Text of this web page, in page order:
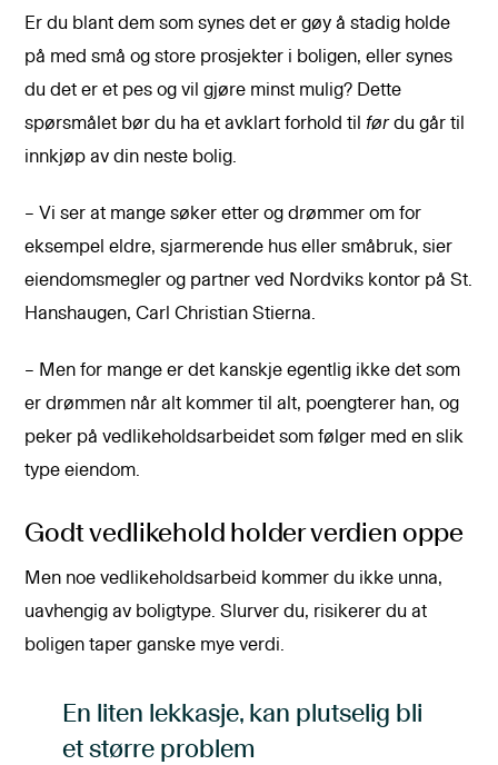
Er du blant dem som synes det er gøy å stadig holde
på med små og store prosjekter i boligen, eller synes
du det er et pes og vil gjøre minst mulig? Dette
spørsmålet bør du ha et avklart forhold tilførdu går til
innkjøp av din neste bolig.
– Vi ser at mange søker etter og drømmer om for
eksempel eldre, sjarmerende hus eller småbruk, sier
eiendomsmegler og partner ved Nordviks kontor på St.
Hanshaugen, Carl Christian Stierna.
– Men for mange er det kanskje egentlig ikke det som
er drømmen når alt kommer til alt, poengterer han, og
peker på vedlikeholdsarbeidet som følger med en slik
type eiendom.
Godt vedlikehold holder verdien oppe
Men noe vedlikeholdsarbeid kommer du ikke unna,
uavhengig av boligtype. Slurver du, risikerer du at
boligen taper ganske mye verdi.
En liten lekkasje, kan plutselig bli
et større problem